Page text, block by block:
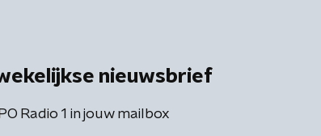
nieuwsbrief
Radio 1 in jouw mailbox